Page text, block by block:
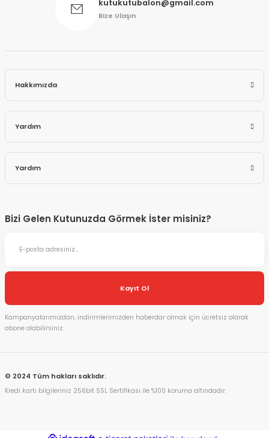
kutukutubalon@gmail.com
Bize Ulaşın
Hakkımızda
Yardım
Yardım
Bizi Gelen Kutunuzda Görmek İster misiniz?
Kayıt Ol
Kampanyalarımızdan, indirimlerimizden haberdar olmak için ücretsiz olarak
abone olabilirsiniz.
© 2024 Tüm hakları saklıdır.
Kredi kartı bilgileriniz 256bit SSL Sertifikası ile %100 koruma altındadır.